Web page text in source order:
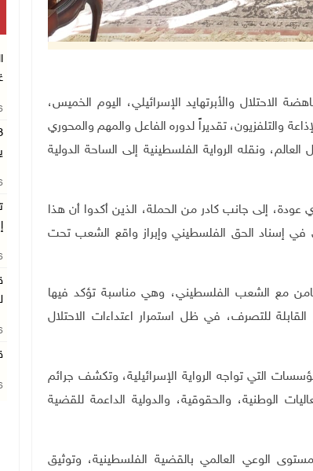
لمناهضة الاحتلال والأبرتهايد الإسرائيلي، اليوم الخميس،
والتلفزيون، تقديراً لدوره الفاعل والمهم والمحوري
ونقله الرواية الفلسطينية إلى الساحة الدولية
عودة، إلى جانب كادر من الحملة، الذين أكدوا أن هذا
في إسناد الحق الفلسطيني وإبراز واقع الشعب تحت
مع الشعب الفلسطيني، وهي مناسبة تؤكد فيها
للتصرف، في ظل استمرار اعتداءات الاحتلال
التي تواجه الرواية الإسرائيلية، وتكشف جرائم
الوطنية، والحقوقية، والدولية الداعمة للقضية
الوعي العالمي بالقضية الفلسطينية، وتوثيق